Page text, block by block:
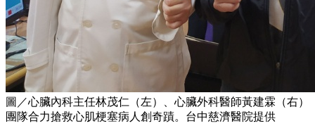
圖／心臟內科主任林茂仁（左）、心臟外科醫師黃建霖（右）
團隊合力搶救心肌梗塞病人創奇蹟。台中慈濟醫院提供